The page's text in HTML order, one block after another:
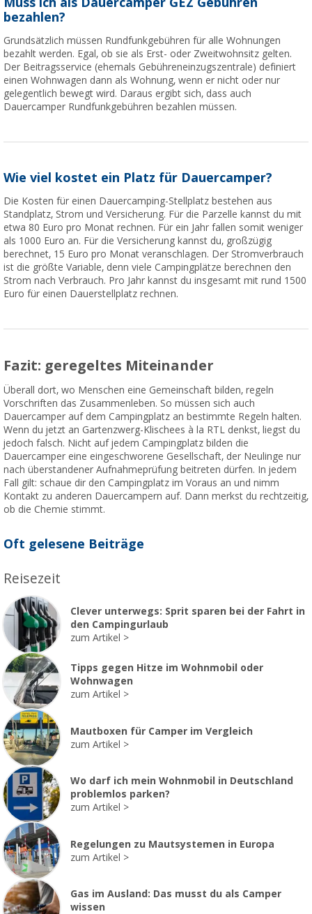
bezahlen?
Grundsätzlich müssen Rundfunkgebühren für alle Wohnungen
bezahlt werden. Egal, ob sie als Erst- oder Zweitwohnsitz gelten.
Der Beitragsservice (ehemals Gebühreneinzugszentrale) definiert
einen Wohnwagen dann als Wohnung, wenn er nicht oder nur
gelegentlich bewegt wird. Daraus ergibt sich, dass auch
Dauercamper Rundfunkgebühren bezahlen müssen.
Wie viel kostet ein Platz für Dauercamper?
Die Kosten für einen Dauercamping-Stellplatz bestehen aus
Standplatz, Strom und Versicherung. Für die Parzelle kannst du mit
etwa 80 Euro pro Monat rechnen. Für ein Jahr fallen somit weniger
als 1000 Euro an. Für die Versicherung kannst du, großzügig
berechnet, 15 Euro pro Monat veranschlagen. Der Stromverbrauch
ist die größte Variable, denn viele Campingplätze berechnen den
Strom nach Verbrauch. Pro Jahr kannst du insgesamt mit rund 1500
Euro für einen Dauerstellplatz rechnen.
Fazit: geregeltes Miteinander
Überall dort, wo Menschen eine Gemeinschaft bilden, regeln
Vorschriften das Zusammenleben. So müssen sich auch
Dauercamper auf dem Campingplatz an bestimmte Regeln halten.
Wenn du jetzt an Gartenzwerg-Klischees à la RTL denkst, liegst du
jedoch falsch. Nicht auf jedem Campingplatz bilden die
Dauercamper eine eingeschworene Gesellschaft, der Neulinge nur
nach überstandener Aufnahmeprüfung beitreten dürfen. In jedem
Fall gilt: schaue dir den Campingplatz im Voraus an und nimm
Kontakt zu anderen Dauercampern auf. Dann merkst du rechtzeitig,
ob die Chemie stimmt.
Oft gelesene Beiträge
Reisezeit
Clever unterwegs: Sprit sparen bei der Fahrt in
den Campingurlaub
zum Artikel
Tipps gegen Hitze im Wohnmobil oder
Wohnwagen
zum Artikel
Mautboxen für Camper im Vergleich
zum Artikel
Wo darf ich mein Wohnmobil in Deutschland
problemlos parken?
zum Artikel
Regelungen zu Mautsystemen in Europa
zum Artikel
Gas im Ausland: Das musst du als Camper
wissen